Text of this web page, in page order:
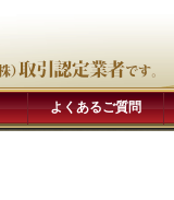
よくあるご質問